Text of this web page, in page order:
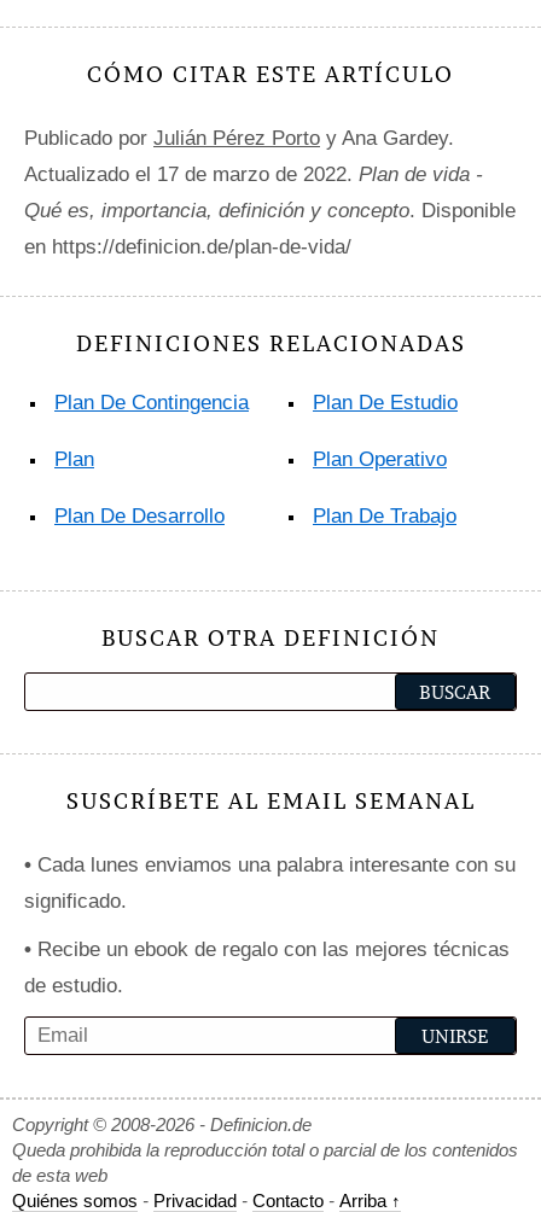
CÓMO CITAR ESTE ARTÍCULO
Publicado por Julián Pérez Porto y Ana Gardey.
Actualizado el 17 de marzo de 2022. Plan de vida -
Qué es, importancia, definición y concepto. Disponible
en https://definicion.de/plan-de-vida/
DEFINICIONES RELACIONADAS
Plan De Contingencia
Plan
Plan De Desarrollo
Plan De Estudio
Plan Operativo
Plan De Trabajo
BUSCAR OTRA DEFINICIÓN
SUSCRÍBETE AL EMAIL SEMANAL
• Cada lunes enviamos una palabra interesante con su
significado.
• Recibe un ebook de regalo con las mejores técnicas
de estudio.
Copyright © 2008-2026 - Definicion.de
Queda prohibida la reproducción total o parcial de los contenidos
de esta web
Quiénes somos - Privacidad - Contacto - Arriba ↑